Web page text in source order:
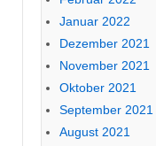
Januar 2022
Dezember 2021
November 2021
Oktober 2021
September 2021
August 2021